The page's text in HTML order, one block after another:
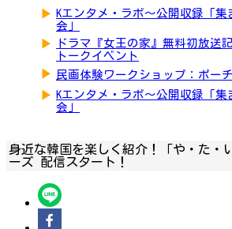
▶ Kエンタメ・ラボ～公開収録「集
会」
▶
ドラマ『女王の家』無料初放送
トークイベント
▶ 民画体験ワークショップ：ポー
▶ Kエンタメ・ラボ～公開収録「集
会」
身近な韓国を楽しく紹介！「や・た・
ーズ 配信スタート！